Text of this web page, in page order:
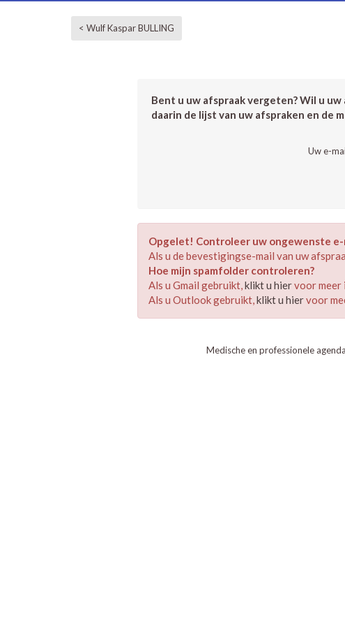
< Wulf Kaspar BULLING
Bent u uw afspraak vergeten? Wil u
daarin de lijst van uw afspraken en de
Uw e-
Opgelet! Controleer uw ongewenste e-
Als u de bevestigingse-mail van uw
Hoe mijn spamfolder controleren?
Als u Gmail gebruikt,klikt u hiervoor meer
Als u Outlook gebruikt,klikt u hiervoor
Medische en professionele